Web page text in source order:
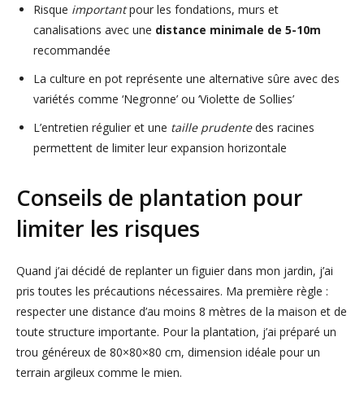
Risque importantpour les fondations, murs et
canalisations avec une distance minimale de 5-10m
recommandée
La culture en pot représente une alternative sûre avec des
variétés comme ‘Negronne’ ou ‘Violette de Sollies’
L’entretien régulier et une taille prudentedes racines
permettent de limiter leur expansion horizontale
Conseils de plantation pour
limiter les risques
Quand j’ai décidé de replanter un figuier dans mon jardin, j’ai
pris toutes les précautions nécessaires. Ma première règle :
respecter une distance d’au moins 8 mètres de la maison et de
toute structure importante. Pour la plantation, j’ai préparé un
trou généreux de 80×80×80 cm, dimension idéale pour un
terrain argileux comme le mien.